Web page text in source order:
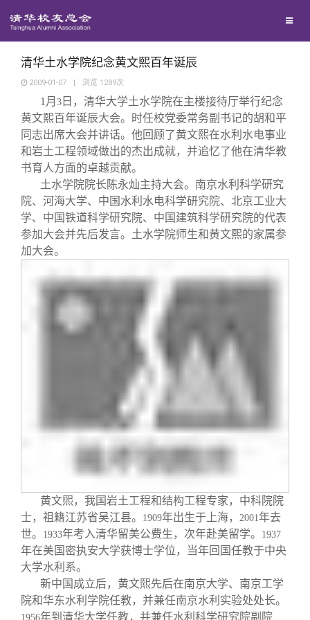
地区联络
年级联络
院系校友工作
专业委员会
兴趣群体
回馈母校
捐赠项目
捐赠新闻
捐赠纪事
捐赠方法
媒体平台
《清华校友通讯》
《水木清华》
我要订阅
百年清华
清华人物
清华故事
校友文苑
校友视界
校友服务
终身学习
三创大赛
校友总会
会长致辞
理事会名单
清华土水学院纪念黄文熙百年诞辰
2009-01-07 | 浏览 1289次
1 月 3 日 ，清华大学土水学院在主楼接待厅举行纪念
黄文熙百年诞辰大会。时任校党委常务副书记的胡和平
同志出席大会并讲话。他回顾了黄文熙在水利水电事业
和岩土工程领域做出的杰出成就，并追忆了他在清华教
书育人方面的卓越贡献。
土水学院院长陈永灿主持大会。南京水利科学研究
院、河海大学、中国水利水电科学研究院、北京工业大
学、中国铁道科学研究院、中国建筑科学研究院的代表
参加大会并先后发言。土水学院师生和黄文熙的家属参
加大会。
黄文煕，我国岩土工程和结构工程专家，中科院院
士，祖籍江苏省吴江县。
1909年出生于上海， 2001年去
世。
1933年考入清华留美公费生，次年赴美留学。 1937
年在美国密执安大学获博士学位，当年回国任教于中央
大学水利系。
新中国成立后，黄文煕先后在南京大学、南京工学
院和华东水利学院任教，并兼任南京水利实验处处长。
1956年到清华大学任教，并兼任水利科学研究院副院